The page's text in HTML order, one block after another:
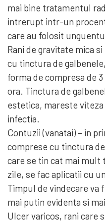
mai bine tratamentul
intrerupt intr-un
care au folosit
Rani de gravitate mica
cu tinctura de
forma de compresa de
ora. Tinctura de
estetica, mareste
infectia.
Contuzii (vanatai) – in
comprese cu tinctura
care se tin cat mai mult
zile, se fac aplicatii cu
Timpul de vindecare va
mai putin evidenta si
Ulcer varicos, rani care